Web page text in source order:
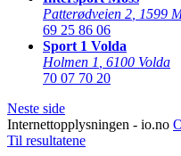
Patterødveien 2 1599
69 25 86 06
Sport 1 Volda
Holmen 1 6100 Volda
70 07 70 20
Neste side
Internettopplysningen - io.no
Til resultatene